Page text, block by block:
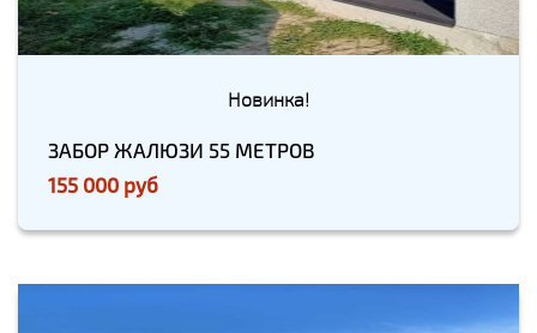
Новинка!
ЗАБОР ЖАЛЮЗИ 55 МЕТРОВ
155 000 руб